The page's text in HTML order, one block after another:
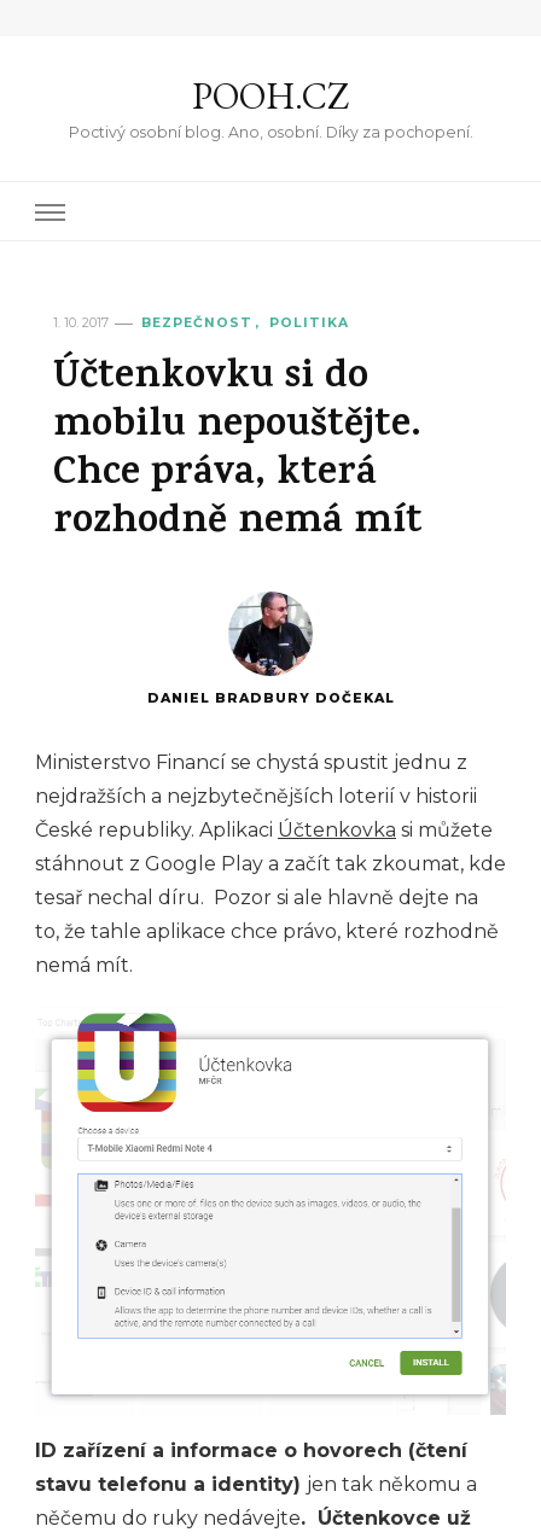
POOH.CZ
Poctivý osobní blog. Ano, osobní. Díky za pochopení.
1. 10. 2017 BEZPEČNOST POLITIKA
Účtenkovku si do
mobilu nepouštějte.
Chce práva, která
rozhodně nemá mít
DANIEL BRADBURY DOČEKAL
Ministerstvo Financí se chystá spustit jednu z
nejdražších a nejzbytečnějších loterií v historii
České republiky. Aplikaci Účtenkovka si můžete
stáhnout z Google Play a začít tak zkoumat, kde
tesař nechal díru. Pozor si ale hlavně dejte na
to, že tahle aplikace chce právo, které rozhodně
nemá mít.
ID zařízení a informace o hovorech (čtení
stavu telefonu a identity) jen tak někomu a
něčemu do ruky nedávejte. Účtenkovce už